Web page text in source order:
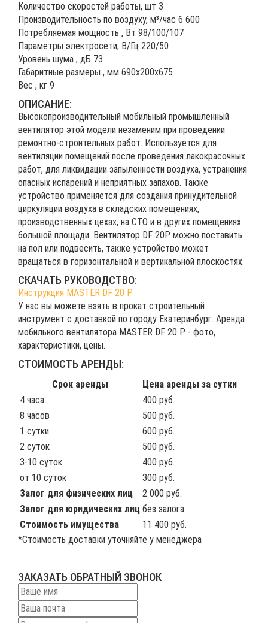
Количество скоростей работы, шт 3
Производительность по воздуху, м³/час 6 600
Потребляемая мощность , Вт 98/100/107
Параметры электросети, В/Гц 220/50
Уровень шума , дБ 73
Габаритные размеры , мм 690x200x675
Вес , кг 9
ОПИСАНИЕ:
Высокопроизводительный мобильный промышленный
вентилятор этой модели незаменим при проведении
ремонтно-строительных работ. Используется для
вентиляции помещений после проведения лакокрасочных
работ, для ликвидации запыленности воздуха, устранения
опасных испарений и неприятных запахов. Также
устройство применяется для создания принудительной
циркуляции воздуха в складских помещениях,
производственных цехах, на СТО и в других помещениях
большой площади. Вентилятор DF 20P можно поставить
на пол или подвесить, также устройство может
вращаться в горизонтальной и вертикальной плоскостях.
СКАЧАТЬ РУКОВОДСТВО:
Инструкция MASTER DF 20 P
У нас вы можете взять в прокат строительный
инструмент с доставкой по городу Екатеринбург. Аренда
мобильного вентилятора MASTER DF 20 P - фото,
характеристики, цены.
СТОИМОСТЬ АРЕНДЫ:
Срок аренды
Цена аренды за сутки
4 часа
400 руб.
8 часов
500 руб.
1 сутки
600 руб.
2 суток
500 руб.
3-10 суток
400 руб.
от 10 суток
300 руб.
Залог для физических лиц
2 000 руб.
Залог для юридических лиц без залога
Стоимость имущества
11 400 руб.
*Стоимость доставки уточняйте у менеджера
ЗАКАЗАТЬ ОБРАТНЫЙ ЗВОНОК